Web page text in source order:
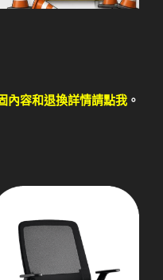
內容和退換詳情請點我 。